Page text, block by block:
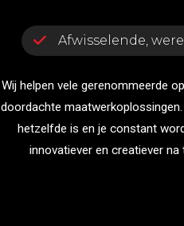
Afwisselende,
Wij helpen vele gerenommeerde
doordachte
hetzelfde is en je constant
innovatiever en creatiever na